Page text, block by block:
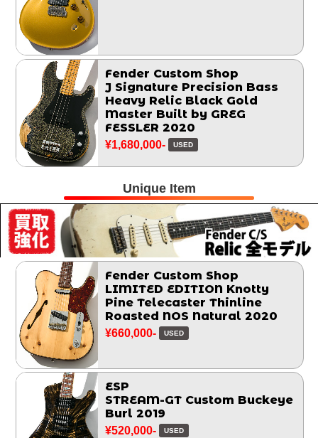
Fender Custom Shop
J Signature Precision Bass
Heavy Relic Black Gold
Master Built by GREG
FESSLER 2020
¥1,680,000- USED
Unique Item
Fender Custom Shop
LIMITED EDITION Knotty
Pine Telecaster Thinline
Roasted NOS Natural 2020
¥660,000- USED
ESP
STREAM-GT Custom Buckeye
Burl 2019
¥520,000- USED